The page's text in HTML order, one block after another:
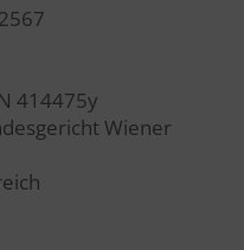
414475y
Wiener